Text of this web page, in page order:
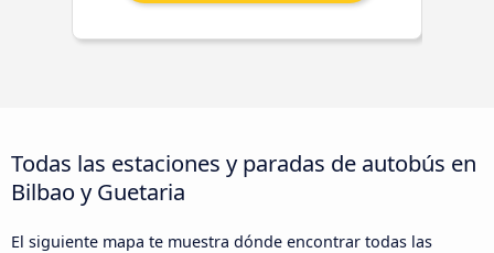
Todas las estaciones y paradas de autobús en
Bilbao y Guetaria
El siguiente mapa te muestra dónde encontrar todas las